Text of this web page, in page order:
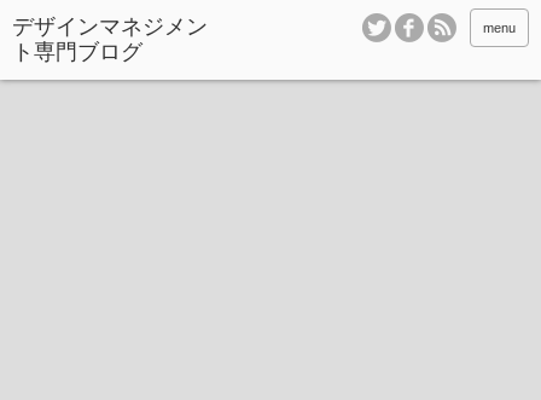
デザインマネジメン
ト専門ブログ
menu